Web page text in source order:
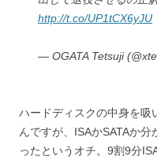
http://t.co/UP1tCX6yJU
— OGATA Tetsuji
ハードディスクの中身を吸
んですが、ISAかSATAか
ったというオチ。9割9分